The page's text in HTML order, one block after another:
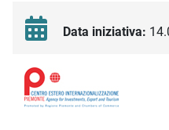
Data iniziativa: